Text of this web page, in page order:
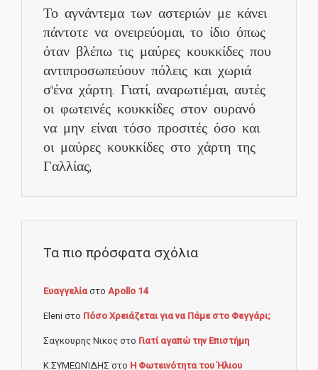
Το αγνάντεμα των αστεριών με κάνει
πάντοτε να ονειρεύομαι, το ίδιο όπως
όταν βλέπω τις μαύρες κουκκίδες που
αντιπροσωπεύουν πόλεις και χωριά
σ'ένα χάρτη. Γιατί, αναρωτιέμαι, αυτές
οι φωτεινές κουκκίδες στον ουρανό
να μην είναι τόσο προσιτές όσο και
οι μαύρες κουκκίδες στο χάρτη της
Γαλλίας;
Τα πιο πρόσφατα σχόλια
Ευαγγελίαστο Apollo 14
Eleni στο Πόσο Χρειάζεται για να Πάμε στο Φεγγάρι;
Σαγκουρης Νικος στο Γιατί αγαπώ την Επιστήμη
Κ.ΣΥΜΕΩΝΊΔΗΣ στο Η Φωτεινότητα του Ήλιου